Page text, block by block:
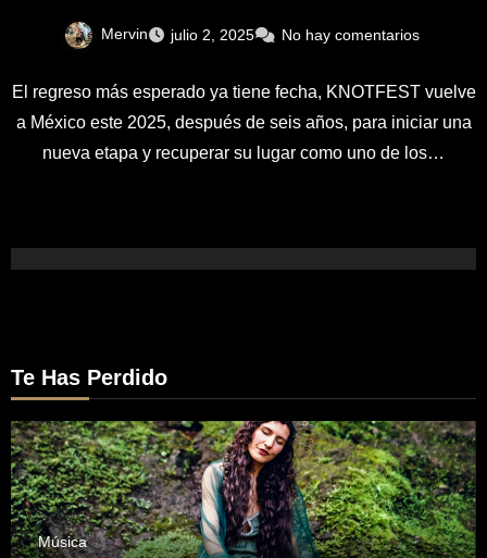
Mervin julio 2, 2025 No hay comentarios
El regreso más esperado ya tiene fecha, KNOTFEST vuelve
a México este 2025, después de seis años, para iniciar una
nueva etapa y recuperar su lugar como uno de los…
Te Has Perdido
Música